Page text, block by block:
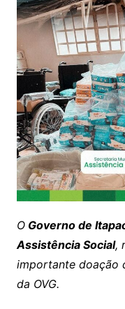
OGoverno de
Assistência Social,
importante doação
da OVG.